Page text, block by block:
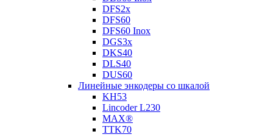
DFS2x
DFS60
DFS60 Inox
DGS3x
DKS40
DLS40
DUS60
Линейные энкодеры со шкалой
KH53
Lincoder L230
MAX®
TTK70